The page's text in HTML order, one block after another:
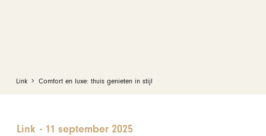
Link Comfort en luxe: thuis genieten in stijl
Link - 11 september 2025